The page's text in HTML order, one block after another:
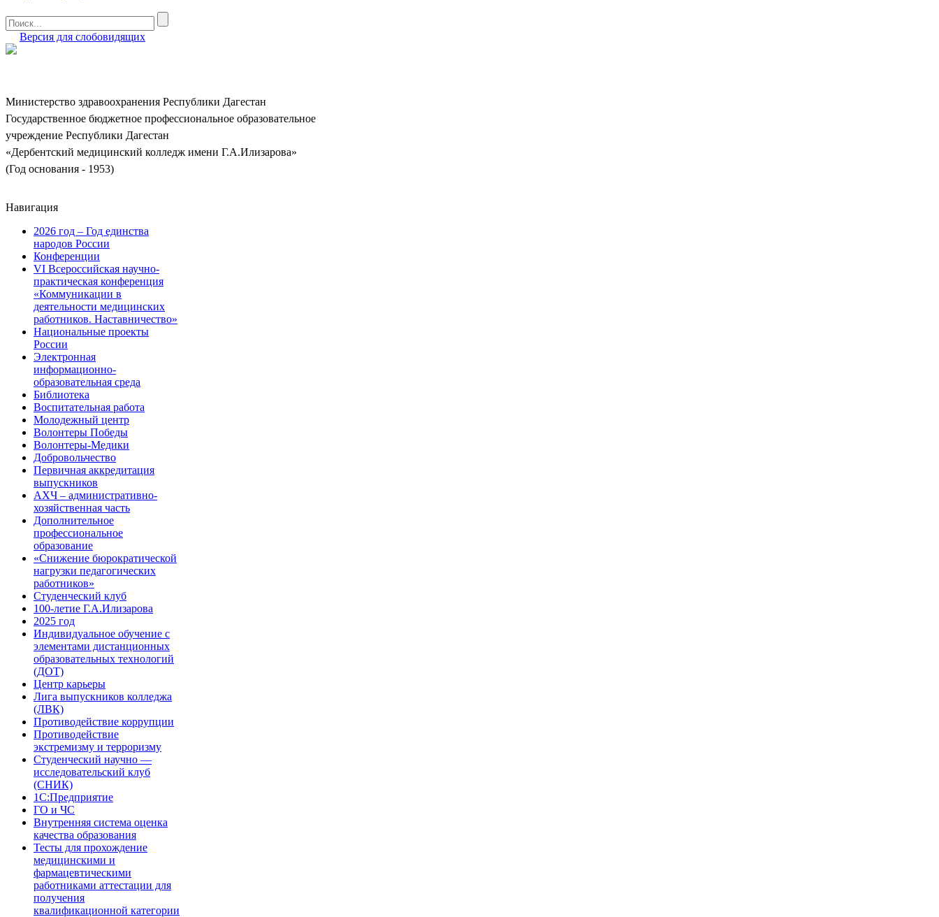
Версия для слобовидящих
Министерство здравоохранения Республики Дагестан
Государственное бюджетное профессиональное образовательное
учреждение Республики Дагестан
«Дербентский медицинский колледж имени Г.А.Илизарова»
(Год основания - 1953)
Навигация
2026 год – Год единства
народов России
Конференции
VI Всероссийская научно-
практическая конференция
«Коммуникации в
деятельности медицинских
работников. Наставничество»
Национальные проекты
России
Электронная
информационно-
образовательная среда
Библиотека
Воспитательная работа
Молодежный центр
Волонтеры Победы
Волонтеры-Медики
Добровольчество
Первичная аккредитация
выпускников
АХЧ – административно-
хозяйственная часть
Дополнительное
профессиональное
образование
«Снижение бюрократической
нагрузки педагогических
работников»
Студенческий клуб
100-летие Г.А.Илизарова
2025 год
Индивидуальное обучение с
элементами дистанционных
образовательных технологий
(ДОТ)
Центр карьеры
Лига выпускников колледжа
(ЛВК)
Противодействие коррупции
Противодействие
экстремизму и терроризму
Студенческий научно —
исследовательский клуб
(СНИК)
1С:Предприятие
ГО и ЧС
Внутренняя система оценка
качества образования
Тесты для прохождение
медицинскими и
фармацевтическими
работниками аттестации для
получения
квалификационной категории